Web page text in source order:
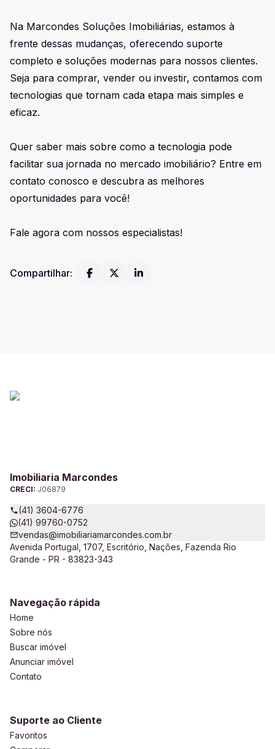
Na Marcondes Soluções Imobiliárias, estamos à
frente dessas mudanças, oferecendo suporte
completo e soluções modernas para nossos clientes.
Seja para comprar, vender ou investir, contamos com
tecnologias que tornam cada etapa mais simples e
eficaz.
Quer saber mais sobre como a tecnologia pode
facilitar sua jornada no mercado imobiliário? Entre em
contato conosco e descubra as melhores
oportunidades para você!
Fale agora com nossos especialistas!
Compartilhar:
Imobiliaria Marcondes
CRECI: J06879
(41) 3604-6776
(41) 99760-0752
vendas@imobiliariamarcondes.com.br
Avenida Portugal, 1707, Escritório, Nações, Fazenda Rio
Grande - PR - 83823-343
Navegação rápida
Home
Sobre nós
Buscar imóvel
Anunciar imóvel
Contato
Suporte ao Cliente
Favoritos